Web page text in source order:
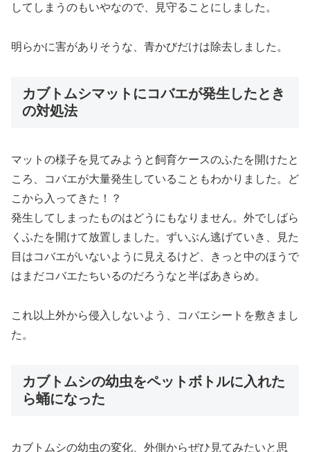
してしまうのもいやなので、見守ることにしました。
明らかに害がありそうな、青かびだけは除去しました。
カブトムシマットにコバエが発生したとき
の対処法
マットの様子を見てみようと飼育ケースのふたを開けたと
ころ、コバエが大量発生していることもわかりました。ど
こから入ってきた！？
発生してしまったものはどうにもなりません。外でしばら
くふたを開けて放置しました。ずいぶん逃げていき、見た
目はコバエがいないように見えるけど、きっと中のほうで
はまだコバエたちいるのだろうなと半ばあきらめ。
これ以上外から侵入しないよう、コバエシートを敷きまし
た。
カブトムシの幼虫をペットボトルに入れた
ら蛹になった
カブトムシの幼虫の変化、外側からぜひ見てみたいと思